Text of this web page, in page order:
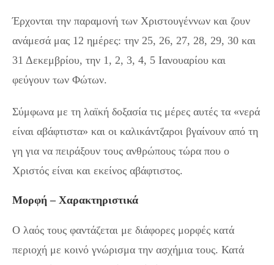
Έρχονται την παραμονή των Χριστουγέννων και ζουν
ανάμεσά μας 12 ημέρες: την 25, 26, 27, 28, 29, 30 και
31 Δεκεμβρίου, την 1, 2, 3, 4, 5 Ιανουαρίου και
φεύγουν των Φώτων.
Σύμφωνα με τη λαϊκή δοξασία τις μέρες αυτές τα «νερά
είναι αβάφτιστα» και οι καλικάντζαροι βγαίνουν από τη
γη για να πειράξουν τους ανθρώπους τώρα που ο
Χριστός είναι και εκείνος αβάφτιστος.
Μορφή – Χαρακτηριστικά
Ο λαός τους φαντάζεται με διάφορες μορφές κατά
περιοχή με κοινό γνώρισμα την ασχήμια τους. Κατά